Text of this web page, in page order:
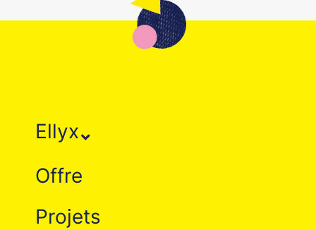
Ellyx
Offre
Projets